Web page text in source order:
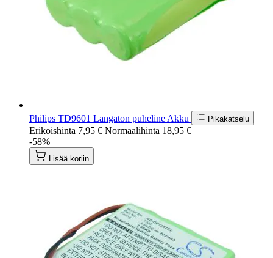
Philips TD9601 Langaton puheline Akku Pikakatselu
Erikoishinta 7,95 € Normaalihinta 18,95 €
-58%
Lisää koriin